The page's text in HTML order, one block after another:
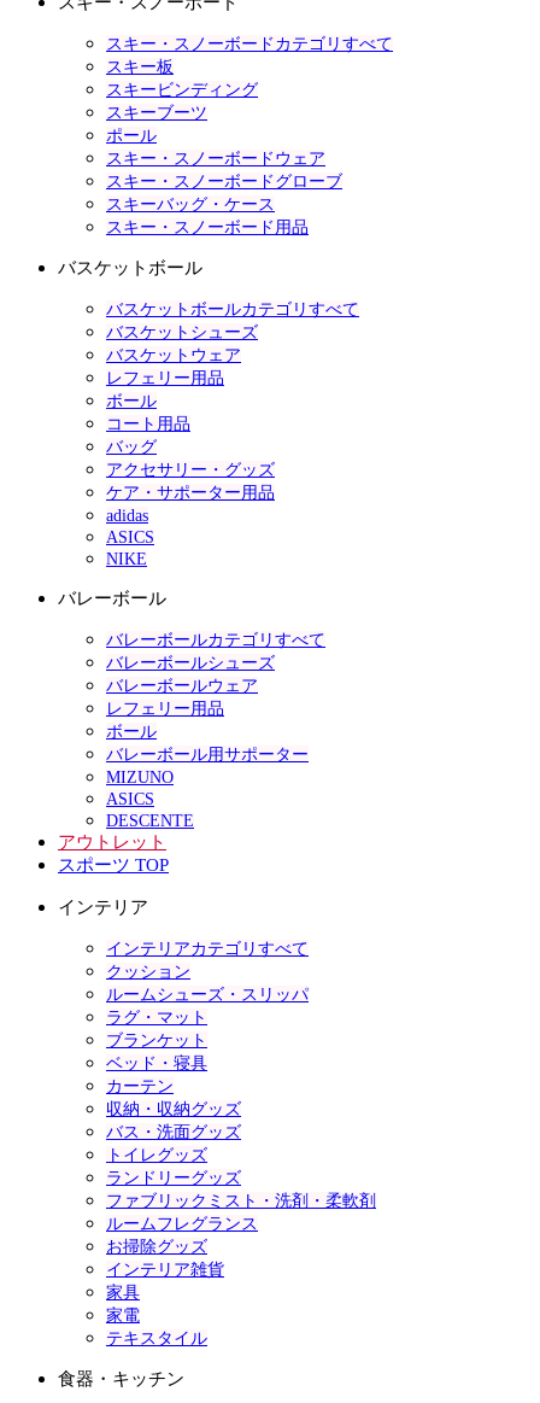
スキー・スノーボードカテゴリすべて
スキー板
スキービンディング
スキーブーツ
ポール
スキー・スノーボードウェア
スキー・スノーボードグローブ
スキーバッグ・ケース
スキー・スノーボード用品
バスケットボール
バスケットボールカテゴリすべて
バスケットシューズ
バスケットウェア
レフェリー用品
ボール
コート用品
バッグ
アクセサリー・グッズ
ケア・サポーター用品
adidas
ASICS
NIKE
バレーボール
バレーボールカテゴリすべて
バレーボールシューズ
バレーボールウェア
レフェリー用品
ボール
バレーボール用サポーター
MIZUNO
ASICS
DESCENTE
アウトレット
スポーツ TOP
インテリア
インテリアカテゴリすべて
クッション
ルームシューズ・スリッパ
ラグ・マット
ブランケット
ベッド・寝具
カーテン
収納・収納グッズ
バス・洗面グッズ
トイレグッズ
ランドリーグッズ
ファブリックミスト・洗剤・柔軟剤
ルームフレグランス
お掃除グッズ
インテリア雑貨
家具
家電
テキスタイル
食器・キッチン